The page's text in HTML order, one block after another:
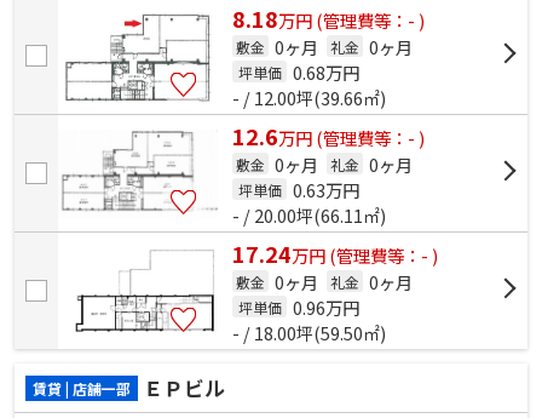
8.18万円(管理費等：- )
敷金 0ヶ月 礼金 0ヶ月
坪単価 0.68万円
- / 12.00坪(39.66㎡)
12.6万円(管理費等：- )
敷金 0ヶ月 礼金 0ヶ月
坪単価 0.63万円
- / 20.00坪(66.11㎡)
17.24万円(管理費等：- )
敷金 0ヶ月 礼金 0ヶ月
坪単価 0.96万円
- / 18.00坪(59.50㎡)
賃貸 | 店舗一部 ＥＰビル